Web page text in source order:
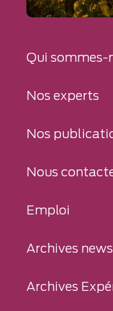
Qui sommes-
Nos experts
Nos
Nous
Emploi
Archives
Archives